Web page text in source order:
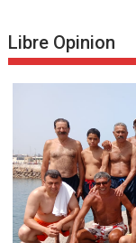
Libre Opinion